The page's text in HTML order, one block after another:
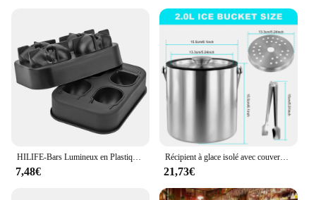
7,48€
Récipient à glace isolé avec couvercle en silicone, acier inoxydable à double paroi, glace E27, 2,0 l, 3,0 l
21,73€